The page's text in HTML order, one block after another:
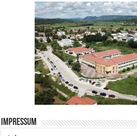
Impressum